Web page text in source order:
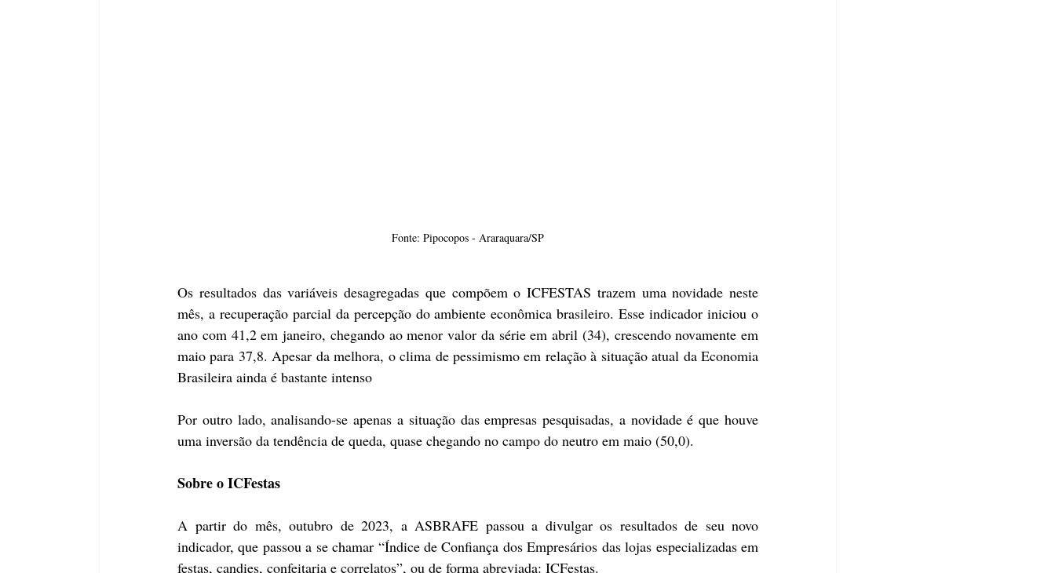
Fonte: Pipocopos - Araraquara/SP
Os resultados das variáveis desagregadas que compõem o ICFESTAS trazem uma novidade neste
mês, a recuperação parcial da percepção do ambiente econômica brasileiro. Esse indicador iniciou o
ano com 41,2 em janeiro, chegando ao menor valor da série em abril (34), crescendo novamente em
maio para 37,8. Apesar da melhora, o clima de pessimismo em relação à situação atual da Economia
Brasileira ainda é bastante intenso
Por outro lado, analisando-se apenas a situação das empresas pesquisadas, a novidade é que houve
uma inversão da tendência de queda, quase chegando no campo do neutro em maio (50,0).
Sobre o ICFestas
A partir do mês, outubro de 2023, a ASBRAFE passou a divulgar os resultados de seu novo
indicador, que passou a se chamar “Índice de Confiança dos Empresários das lojas especializadas em
festas, candies, confeitaria e correlatos”, ou de forma abreviada: ICFestas.